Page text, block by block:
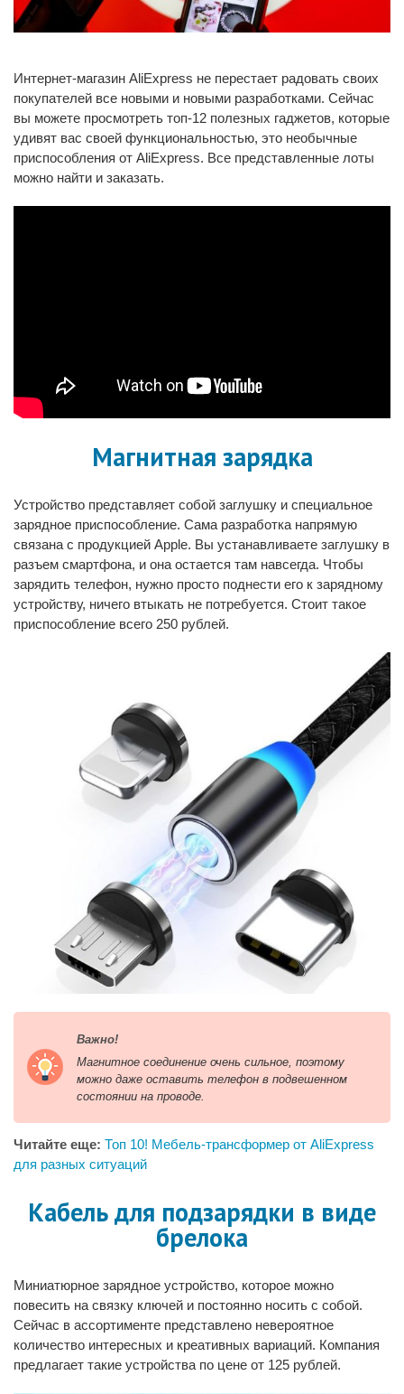
Интернет-магазин AliExpress не перестает радовать своих
покупателей все новыми и новыми разработками. Сейчас
вы можете просмотреть топ-12 полезных гаджетов, которые
удивят вас своей функциональностью, это необычные
приспособления от AliExpress. Все представленные лоты
можно найти и заказать.
Магнитная зарядка
Устройство представляет собой заглушку и специальное
зарядное приспособление. Сама разработка напрямую
связана с продукцией Apple. Вы устанавливаете заглушку в
разъем смартфона, и она остается там навсегда. Чтобы
зарядить телефон, нужно просто поднести его к зарядному
устройству, ничего втыкать не потребуется. Стоит такое
приспособление всего 250 рублей.
Важно!
Магнитное соединение очень сильное, поэтому
можно даже оставить телефон в подвешенном
состоянии на проводе.
Читайте еще: Топ 10! Мебель-трансформер от AliExpress
для разных ситуаций
Кабель для подзарядки в виде
брелока
Миниатюрное зарядное устройство, которое можно
повесить на связку ключей и постоянно носить с собой.
Сейчас в ассортименте представлено невероятное
количество интересных и креативных вариаций. Компания
предлагает такие устройства по цене от 125 рублей.